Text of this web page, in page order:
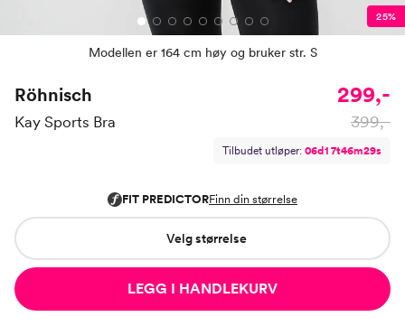
25%
Modellen er 164 cm høy og bruker str. S
Röhnisch
Kay Sports Bra
299,-
399,-
Tilbudet utløper: 06d1 7t46m28s
Velg størrelse
LEGG I HANDLEKURV